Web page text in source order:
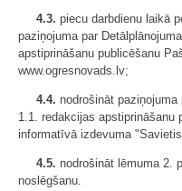
4.3. piecu darbdienu laikā
paziņojuma par
apstiprināšanu publicēšanu
www.ogresnovads.lv;
4.4. nodrošināt
1.1. redakcijas apstiprināšanu
informatīvā izdevuma
4.5. nodrošināt lēmuma 2.
noslēgšanu.